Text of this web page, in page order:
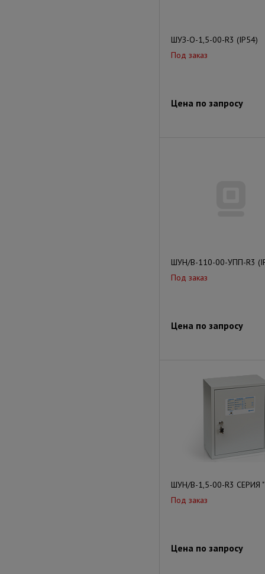
ШУЗ-О-1,5-00-R3 (IP54)
Под заказ
Цена по запросу
ШУН/В-110-00-УПП-R3
Под заказ
Цена по запросу
ШУН/В-1,5-00-R3 СЕРИЯ
Под заказ
Цена по запросу